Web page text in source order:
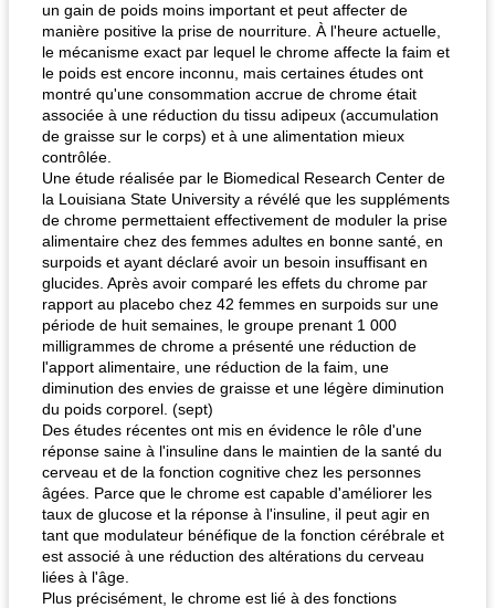
un gain de poids moins important et peut affecter de
manière positive la prise de nourriture. À l'heure actuelle,
le mécanisme exact par lequel le chrome affecte la faim et
le poids est encore inconnu, mais certaines études ont
montré qu'une consommation accrue de chrome était
associée à une réduction du tissu adipeux (accumulation
de graisse sur le corps) et à une alimentation mieux
contrôlée.
Une étude réalisée par le Biomedical Research Center de
la Louisiana State University a révélé que les suppléments
de chrome permettaient effectivement de moduler la prise
alimentaire chez des femmes adultes en bonne santé, en
surpoids et ayant déclaré avoir un besoin insuffisant en
glucides. Après avoir comparé les effets du chrome par
rapport au placebo chez 42 femmes en surpoids sur une
période de huit semaines, le groupe prenant 1 000
milligrammes de chrome a présenté une réduction de
l'apport alimentaire, une réduction de la faim, une
diminution des envies de graisse et une légère diminution
du poids corporel. (sept)
Des études récentes ont mis en évidence le rôle d'une
réponse saine à l'insuline dans le maintien de la santé du
cerveau et de la fonction cognitive chez les personnes
âgées. Parce que le chrome est capable d'améliorer les
taux de glucose et la réponse à l'insuline, il peut agir en
tant que modulateur bénéfique de la fonction cérébrale et
est associé à une réduction des altérations du cerveau
liées à l'âge.
Plus précisément, le chrome est lié à des fonctions